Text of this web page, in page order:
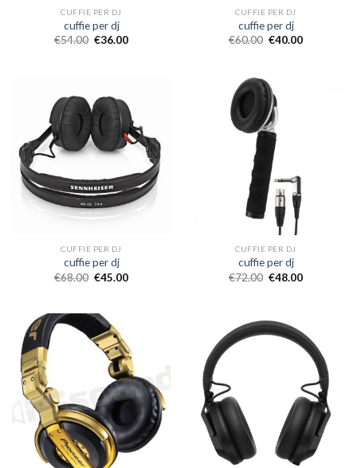
CUFFIE PER DJ
cuffie per dj
€54.00 €36.00
CUFFIE PER DJ
cuffie per dj
€60.00 €40.00
CUFFIE PER DJ
cuffie per dj
€68.00 €45.00
CUFFIE PER DJ
cuffie per dj
€72.00 €48.00